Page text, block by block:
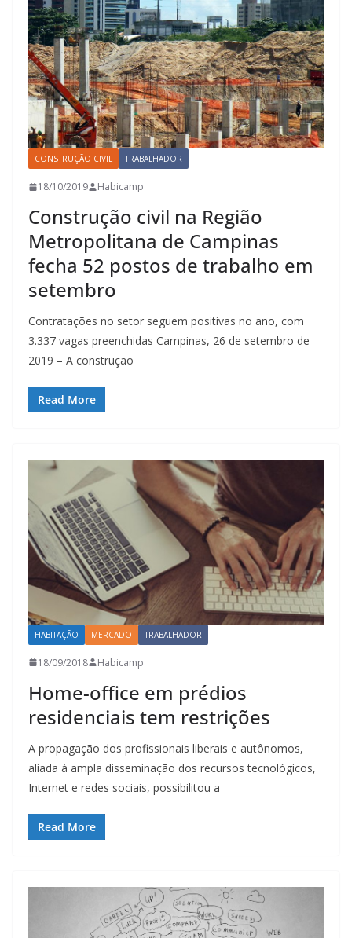
CONSTRUÇÃO CIVIL TRABALHADOR
18/10/2019 Habicamp
Construção civil na Região
Metropolitana de Campinas
fecha 52 postos de trabalho em
setembro
Contratações no setor seguem positivas no ano, com
3.337 vagas preenchidas Campinas, 26 de setembro de
2019 – A construção
Read More
HABITAÇÃO MERCADO TRABALHADOR
18/09/2018 Habicamp
Home-office em prédios
residenciais tem restrições
A propagação dos profissionais liberais e autônomos,
aliada à ampla disseminação dos recursos tecnológicos,
Internet e redes sociais, possibilitou a
Read More